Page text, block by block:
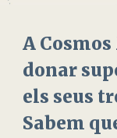
A
donar
els seus
Sabem